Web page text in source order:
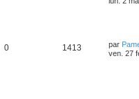
0 1413 par
ven. 27